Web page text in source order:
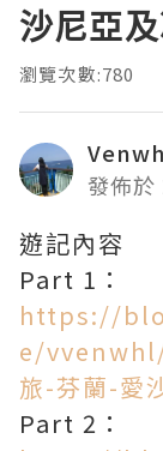
沙尼亞
瀏覽次數:780
發佈
遊記內容
Part 1：
https://
e/
旅-芬蘭-愛
Part 2：